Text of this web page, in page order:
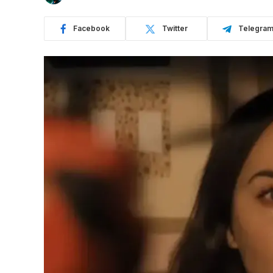
Facebook Twitter Telegram